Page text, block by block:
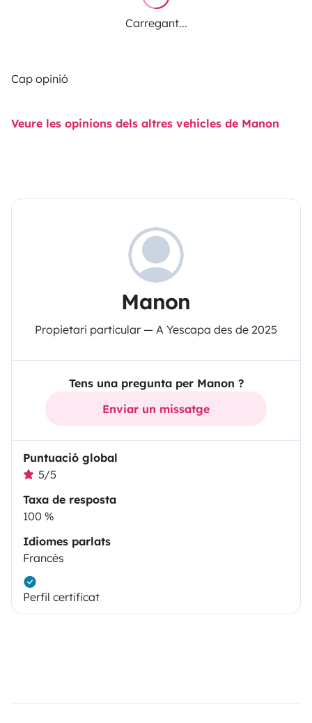
Carregant...
Cap opinió
Veure les opinions dels altres vehicles de Manon
Manon
Propietari particular — A Yescapa des de 2025
Tens una pregunta per Manon ?
Enviar un missatge
Puntuació global
5/5
Taxa de resposta
100 %
Idiomes parlats
Francès
Perfil certificat